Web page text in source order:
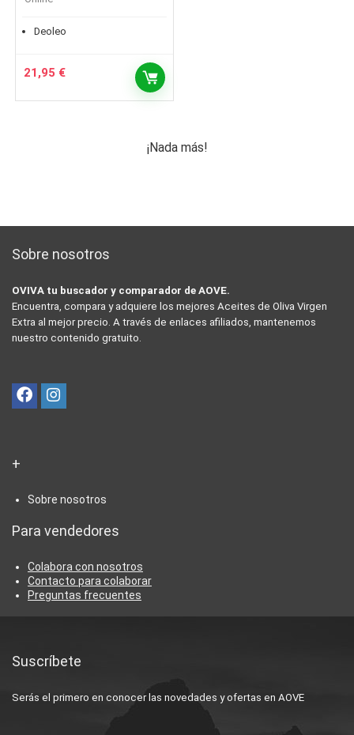
Deoleo
21,95 €
¡Nada más!
Sobre nosotros
OVIVA tu buscador y comparador de AOVE.
Encuentra, compara y adquiere los mejores Aceites de Oliva Virgen
Extra al mejor precio. A través de enlaces afiliados, mantenemos
nuestro contenido gratuito.
+
Sobre nosotros
Para vendedores
Colabora con nosotros
Contacto para colaborar
Preguntas frecuentes
Suscríbete
Serás el primero en conocer las novedades y ofertas en AOVE